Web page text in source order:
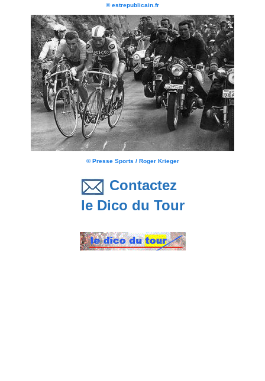
© estrepublicain.fr
© Presse Sports / Roger Krieger
Contactez
le Dico du Tour